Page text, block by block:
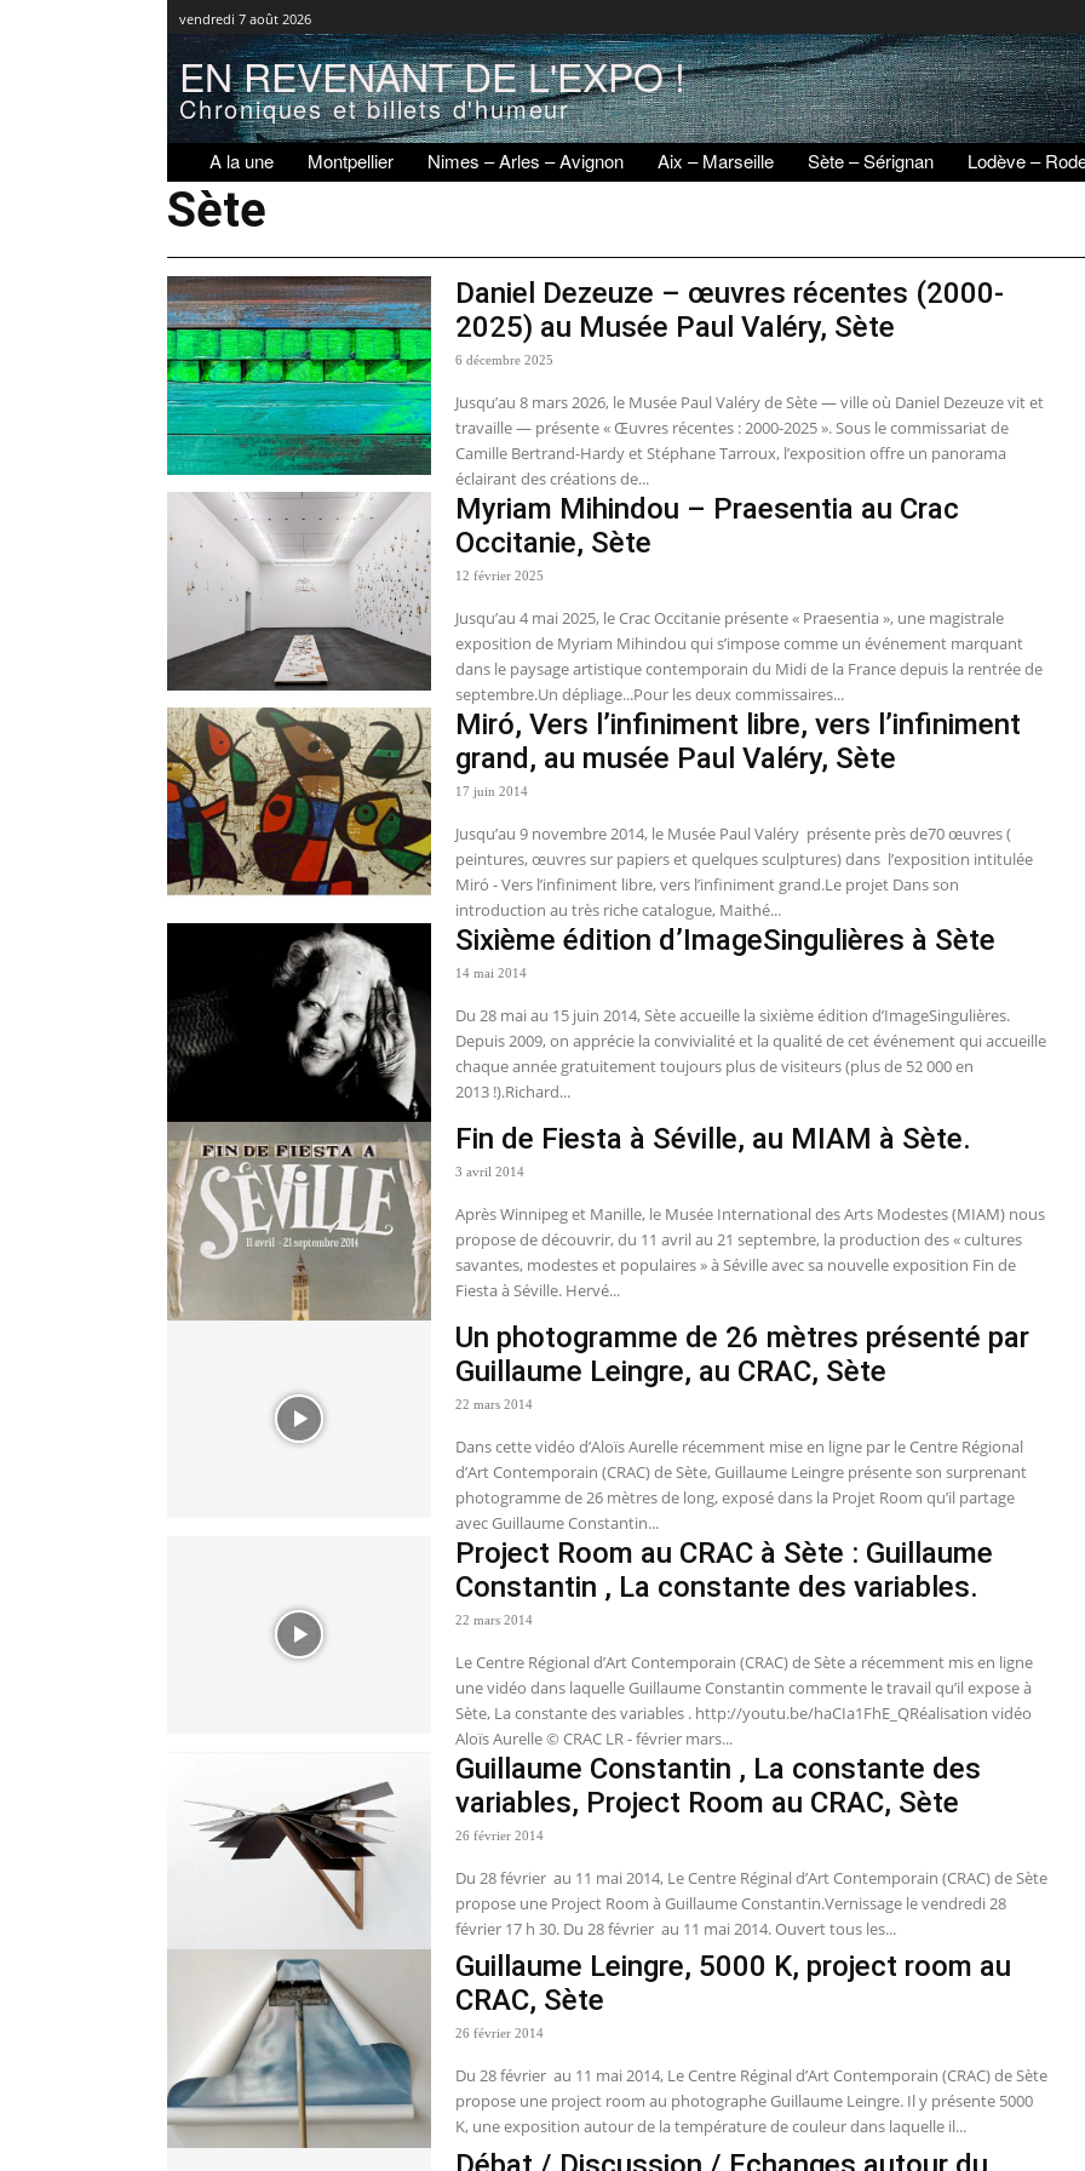
vendredi 7 août 2026
EN REVENANT DE L'EXPO !
Chroniques et billets d'humeur
A la une Montpellier Nimes – Arles – Avignon Aix – Marseille Sète – Sérignan Lodève –
Sète
Daniel Dezeuze – œuvres récentes (2000-
2025) au Musée Paul Valéry, Sète
6 décembre 2025
Jusqu’au 8 mars 2026, le Musée Paul Valéry de Sète — ville où Daniel Dezeuze vit et
travaille — présente « Œuvres récentes : 2000-2025 ». Sous le commissariat de
Camille Bertrand-Hardy et Stéphane Tarroux, l’exposition offre un panorama
éclairant des créations de...
Myriam Mihindou – Praesentia au Crac
Occitanie, Sète
12 février 2025
Jusqu’au 4 mai 2025, le Crac Occitanie présente « Praesentia », une magistrale
exposition de Myriam Mihindou qui s’impose comme un événement marquant
dans le paysage artistique contemporain du Midi de la France depuis la rentrée de
septembre.Un dépliage...Pour les deux commissaires...
Miró, Vers l’infiniment libre, vers l’infiniment
grand, au musée Paul Valéry, Sète
17 juin 2014
Jusqu’au 9 novembre 2014, le Musée Paul Valéry présente près de70 œuvres (
peintures, œuvres sur papiers et quelques sculptures) dans l’exposition intitulée
Miró - Vers l’infiniment libre, vers l’infiniment grand.Le projet Dans son
introduction au très riche catalogue, Maithé...
Sixième édition d’ImageSingulières à Sète
14 mai 2014
Du 28 mai au 15 juin 2014, Sète accueille la sixième édition d’ImageSingulières.
Depuis 2009, on apprécie la convivialité et la qualité de cet événement qui accueille
chaque année gratuitement toujours plus de visiteurs (plus de 52 000 en
2013 !).Richard...
Fin de Fiesta à Séville, au MIAM à Sète.
3 avril 2014
Après Winnipeg et Manille, le Musée International des Arts Modestes (MIAM) nous
propose de découvrir, du 11 avril au 21 septembre, la production des « cultures
savantes, modestes et populaires » à Séville avec sa nouvelle exposition Fin de
Fiesta à Séville. Hervé...
Un photogramme de 26 mètres présenté par
Guillaume Leingre, au CRAC, Sète
22 mars 2014
Dans cette vidéo d’Aloïs Aurelle récemment mise en ligne par le Centre Régional
d’Art Contemporain (CRAC) de Sète, Guillaume Leingre présente son surprenant
photogramme de 26 mètres de long, exposé dans la Projet Room qu’il partage
avec Guillaume Constantin...
Project Room au CRAC à Sète : Guillaume
Constantin , La constante des variables.
22 mars 2014
Le Centre Régional d’Art Contemporain (CRAC) de Sète a récemment mis en ligne
une vidéo dans laquelle Guillaume Constantin commente le travail qu’il expose à
Sète, La constante des variables . http://youtu.be/haCIa1FhE_QRéalisation vidéo
Aloïs Aurelle © CRAC LR - février mars...
Guillaume Constantin , La constante des
variables, Project Room au CRAC, Sète
26 février 2014
Du 28 février au 11 mai 2014, Le Centre Réginal d’Art Contemporain (CRAC) de Sète
propose une Project Room à Guillaume Constantin.Vernissage le vendredi 28
février 17 h 30. Du 28 février au 11 mai 2014. Ouvert tous les...
Guillaume Leingre, 5000 K, project room au
CRAC, Sète
26 février 2014
Du 28 février au 11 mai 2014, Le Centre Réginal d’Art Contemporain (CRAC) de Sète
propose une project room au photographe Guillaume Leingre. Il y présente 5000
K, une exposition autour de la température de couleur dans laquelle il...